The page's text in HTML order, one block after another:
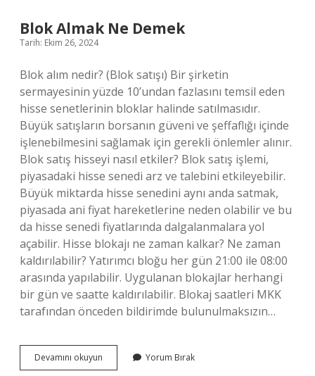
Blok Almak Ne Demek
Tarih: Ekim 26, 2024
Blok alım nedir? (Blok satışı) Bir şirketin
sermayesinin yüzde 10’undan fazlasını temsil eden
hisse senetlerinin bloklar halinde satılmasıdır.
Büyük satışların borsanın güveni ve şeffaflığı içinde
işlenebilmesini sağlamak için gerekli önlemler alınır.
Blok satış hisseyi nasıl etkiler? Blok satış işlemi,
piyasadaki hisse senedi arz ve talebini etkileyebilir.
Büyük miktarda hisse senedini aynı anda satmak,
piyasada ani fiyat hareketlerine neden olabilir ve bu
da hisse senedi fiyatlarında dalgalanmalara yol
açabilir. Hisse blokajı ne zaman kalkar? Ne zaman
kaldırılabilir? Yatırımcı bloğu her gün 21:00 ile 08:00
arasında yapılabilir. Uygulanan blokajlar herhangi
bir gün ve saatte kaldırılabilir. Blokaj saatleri MKK
tarafından önceden bildirimde bulunulmaksızın…
Devamını okuyun
Almak
Yorum Bırak